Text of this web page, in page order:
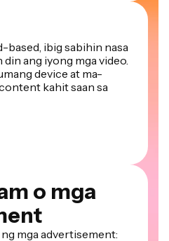
ibig sabihin nasa
din ang iyong mga video.
device at ma-
kahit saan sa
o mga
mga advertisement:
ng isang magandang